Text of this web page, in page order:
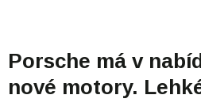
Porsche má v
nové motory.